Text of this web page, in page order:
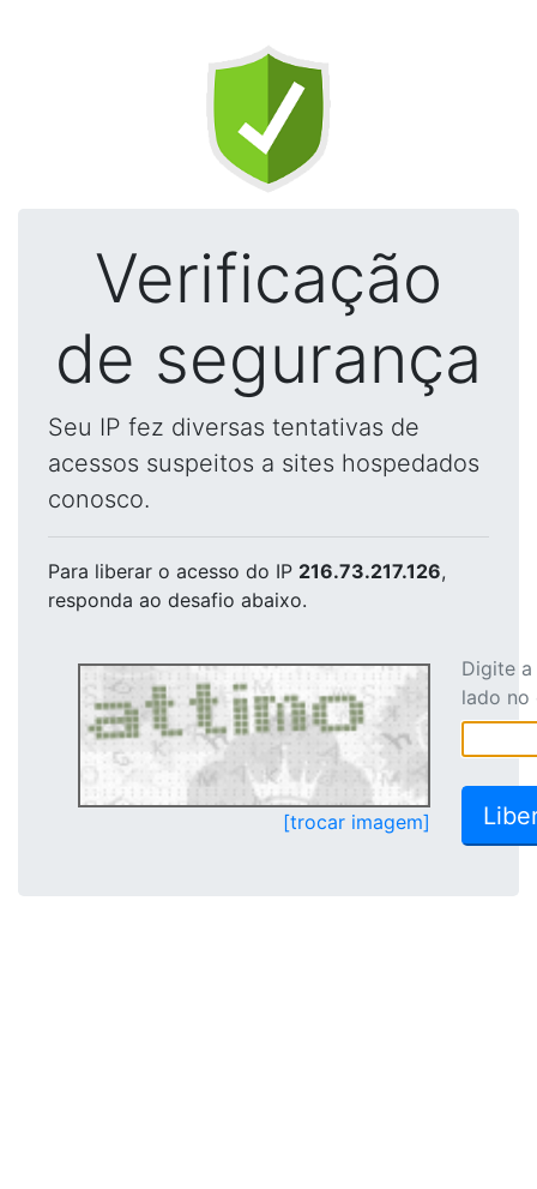
Verificação
de segurança
Seu IP fez diversas tentativas de
acessos suspeitos a sites hospedados
conosco.
Para liberar o acesso do IP 216.73.217.126,
responda ao desafio abaixo.
[trocar imagem]
Digite
lado no